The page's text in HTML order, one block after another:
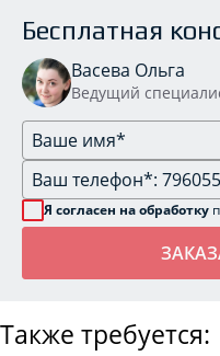
Бесплатная
Васева Ольга
Ведущий
Я согласен на обработку
Также требуется: